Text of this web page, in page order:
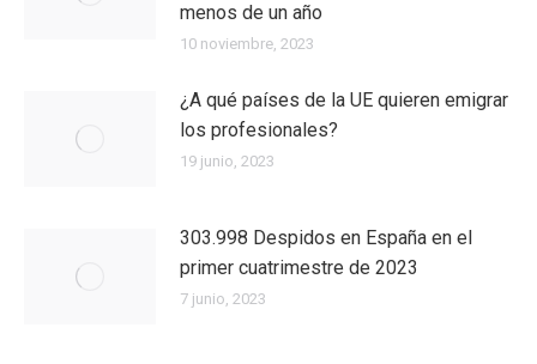
menos de un año
10 noviembre, 2023
¿A qué países de la UE quieren emigrar
los profesionales?
19 junio, 2023
303.998 Despidos en España en el
primer cuatrimestre de 2023
7 junio, 2023